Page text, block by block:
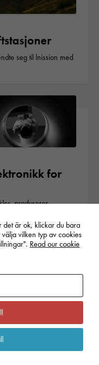
seg til lnission med
for
produserer,
for
merke til…
det är ok, klickar du bara
vilken typ av cookies
Read our cookie